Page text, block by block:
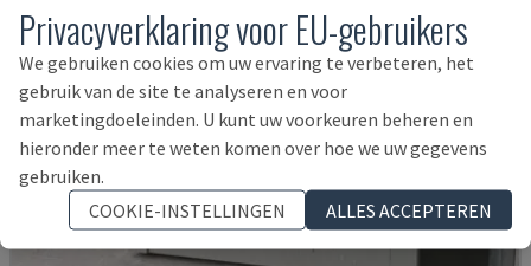
Privacyverklaring voor EU-gebruikers
We gebruiken cookies om uw ervaring te verbeteren, het
gebruik van de site te analyseren en voor
marketingdoeleinden. U kunt uw voorkeuren beheren en
hieronder meer te weten komen over hoe we uw gegevens
gebruiken.
COOKIE-INSTELLINGEN
ALLES ACCEPTEREN